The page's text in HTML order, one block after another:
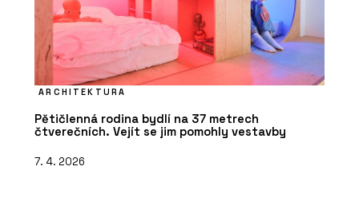
ARCHITEKTURA
Pětičlenná rodina bydlí na 37 metrech
čtverečních. Vejít se jim pomohly vestavby
7. 4. 2026